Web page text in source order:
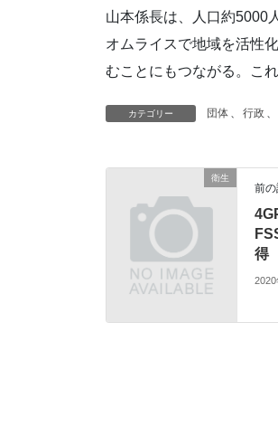
山本係長は、人口約5000
オムライスで地域を活性
むことにもつながる。こ
カテゴリー 団体 、 行政 、
衛生
前
得
2020